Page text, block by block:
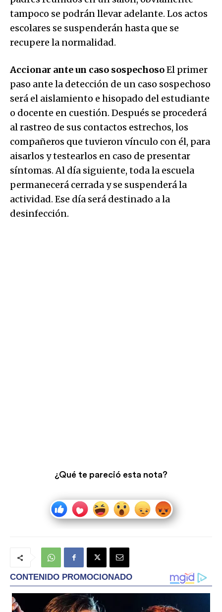
tampoco se podrán llevar adelante. Los actos
escolares se suspenderán hasta que se
recupere la normalidad.
Accionar ante un caso sospechosoEl primer
paso ante la detección de un caso sospechoso
será el aislamiento e hisopado del estudiante
o docente en cuestión. Después se procederá
al rastreo de sus contactos estrechos, los
compañeros que tuvieron vínculo con él, para
aisarlos y testearlos en caso de presentar
síntomas. Al día siguiente, toda la escuela
permanecerá cerrada y se suspenderá la
actividad. Ese día será destinado a la
desinfección.
¿Qué te pareció esta nota?